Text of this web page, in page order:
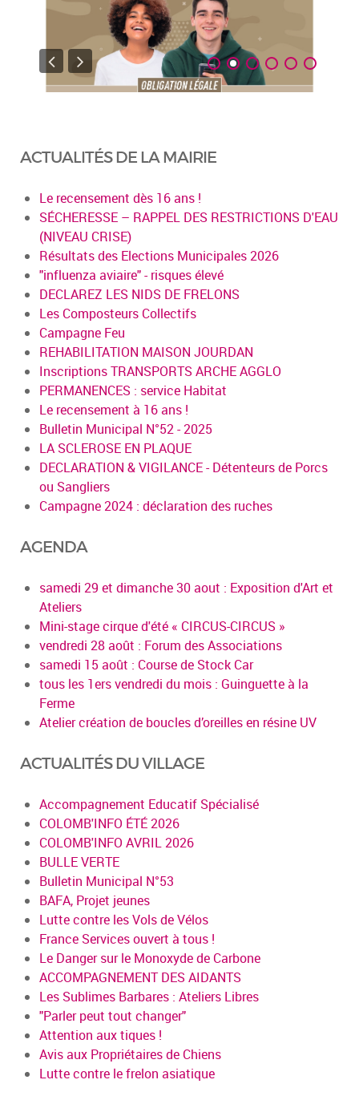
ACTUALITÉS DE LA MAIRIE
Le recensement dès 16 ans !
SÉCHERESSE – RAPPEL DES RESTRICTIONS D'EAU
(NIVEAU CRISE)
Résultats des Elections Municipales 2026
"influenza aviaire" - risques élevé
DECLAREZ LES NIDS DE FRELONS
Les Composteurs Collectifs
Campagne Feu
REHABILITATION MAISON JOURDAN
Inscriptions TRANSPORTS ARCHE AGGLO
PERMANENCES : service Habitat
Le recensement à 16 ans !
Bulletin Municipal N°52 - 2025
LA SCLEROSE EN PLAQUE
DECLARATION & VIGILANCE - Détenteurs de Porcs
ou Sangliers
Campagne 2024 : déclaration des ruches
AGENDA
samedi 29 et dimanche 30 aout : Exposition d'Art et
Ateliers
Mini-stage cirque d'été « CIRCUS-CIRCUS »
vendredi 28 août : Forum des Associations
samedi 15 août : Course de Stock Car
tous les 1ers vendredi du mois : Guinguette à la
Ferme
Atelier création de boucles d’oreilles en résine UV
ACTUALITÉS DU VILLAGE
Accompagnement Educatif Spécialisé
COLOMB'INFO ÉTÉ 2026
COLOMB'INFO AVRIL 2026
BULLE VERTE
Bulletin Municipal N°53
BAFA, Projet jeunes
Lutte contre les Vols de Vélos
France Services ouvert à tous !
Le Danger sur le Monoxyde de Carbone
ACCOMPAGNEMENT DES AIDANTS
Les Sublimes Barbares : Ateliers Libres
"Parler peut tout changer"
Attention aux tiques !
Avis aux Propriétaires de Chiens
Lutte contre le frelon asiatique